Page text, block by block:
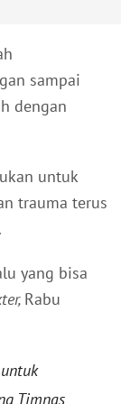
sampai
dengan
untuk
trauma terus
yang bisa
Rabu
untuk
Timnas